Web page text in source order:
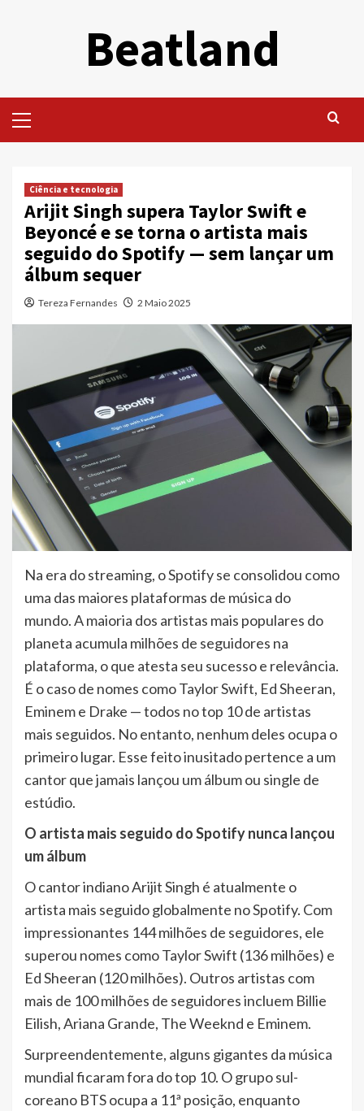
Beatland
Menu
Ciência e tecnologia
Arijit Singh supera Taylor Swift e
Beyoncé e se torna o artista mais
seguido do Spotify — sem lançar um
álbum sequer
Tereza Fernandes 2 Maio 2025
Na era do streaming, o Spotify se consolidou como
uma das maiores plataformas de música do
mundo. A maioria dos artistas mais populares do
planeta acumula milhões de seguidores na
plataforma, o que atesta seu sucesso e relevância.
É o caso de nomes como Taylor Swift, Ed Sheeran,
Eminem e Drake — todos no top 10 de artistas
mais seguidos. No entanto, nenhum deles ocupa o
primeiro lugar. Esse feito inusitado pertence a um
cantor que jamais lançou um álbum ou single de
estúdio.
O artista mais seguido do Spotify nunca lançou
um álbum
O cantor indiano Arijit Singh é atualmente o
artista mais seguido globalmente no Spotify. Com
impressionantes 144 milhões de seguidores, ele
superou nomes como Taylor Swift (136 milhões) e
Ed Sheeran (120 milhões). Outros artistas com
mais de 100 milhões de seguidores incluem Billie
Eilish, Ariana Grande, The Weeknd e Eminem.
Surpreendentemente, alguns gigantes da música
mundial ficaram fora do top 10. O grupo sul-
coreano BTS ocupa a 11ª posição, enquanto